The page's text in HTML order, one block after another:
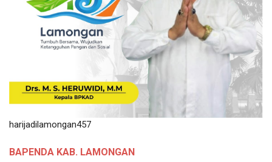
harijadilamongan457
BAPENDA KAB. LAMONGAN